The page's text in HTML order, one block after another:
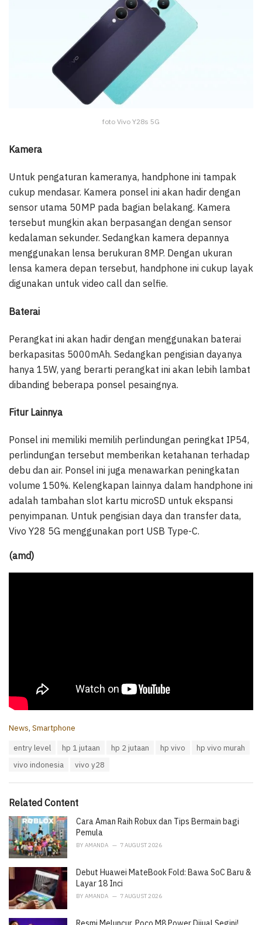
foto Vivo Y28s 5G
Kamera
Untuk pengaturan kameranya, handphone ini tampak
cukup mendasar. Kamera ponsel ini akan hadir dengan
sensor utama 50MP pada bagian belakang. Kamera
tersebut mungkin akan berpasangan dengan sensor
kedalaman sekunder. Sedangkan kamera depannya
menggunakan lensa berukuran 8MP. Dengan ukuran
lensa kamera depan tersebut, handphone ini cukup layak
digunakan untuk video call dan selfie.
Baterai
Perangkat ini akan hadir dengan menggunakan baterai
berkapasitas 5000mAh. Sedangkan pengisian dayanya
hanya 15W, yang berarti perangkat ini akan lebih lambat
dibanding beberapa ponsel pesaingnya.
Fitur Lainnya
Ponsel ini memiliki memilih perlindungan peringkat IP54,
perlindungan tersebut memberikan ketahanan terhadap
debu dan air. Ponsel ini juga menawarkan peningkatan
volume 150%. Kelengkapan lainnya dalam handphone ini
adalah tambahan slot kartu microSD untuk ekspansi
penyimpanan. Untuk pengisian daya dan transfer data,
Vivo Y28 5G menggunakan port USB Type-C.
(amd)
C
i
s
:
News, Smartphone
entry level hp 1 jutaan hp 2 jutaan hp vivo
hp vivo murah
vivo indonesia
vivo y28
Related Content
Cara Aman Raih Robux dan Tips Bermain bagi
Pemula
BY AMANDA 7 AUGUST 2026
Debut Huawei MateBook Fold: Bawa SoC Baru &
Layar 18 Inci
BY AMANDA 7 AUGUST 2026